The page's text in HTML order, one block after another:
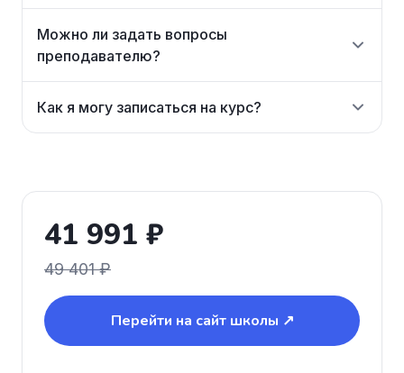
Можно ли задать вопросы
преподавателю?
Как я могу записаться на курс?
41 991 ₽
49 401 ₽
Перейти на сайт школы ↗